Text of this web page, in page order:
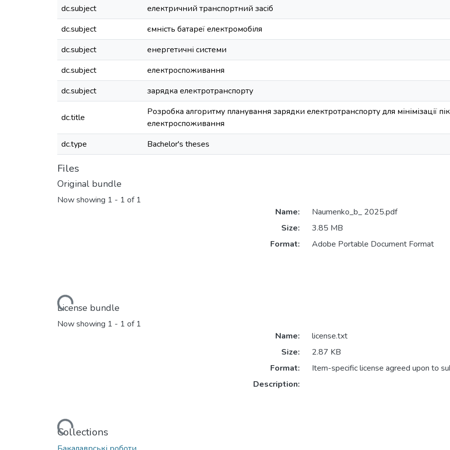
dc.subject
електричний транспортний засіб
dc.subject
ємність батареї електромобіля
dc.subject
енергетичні системи
dc.subject
електроспоживання
dc.subject
зарядка електротранспорту
dc.title
Розробка алгоритму планування зарядки електротранспорту для мінімізації
електроспоживання
dc.type
Bachelor's theses
Files
Original bundle
Now showing 1 - 1 of 1
Loading...
Name:
Naumenko_b_ 2025.pdf
Size:
3.85 MB
Format:
Adobe Portable Document Format
License bundle
Now showing 1 - 1 of 1
Loading...
Name:
license.txt
Size:
2.87 KB
Format:
Item-specific license agreed upon to
Description:
Collections